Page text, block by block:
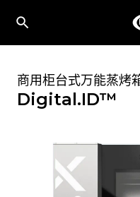
商用柜台式万能蒸烤
Digital.ID™